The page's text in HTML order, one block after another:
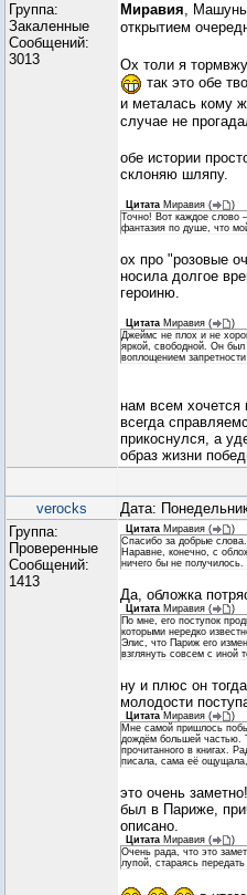
Группа:
Закаленные
Сообщений:
3013
Миравия, Машунь
открытием
Ох толи я
так это обе
и металась кому
случае не
обе истории
склоняю шляпу.
Цитата Миравия (
)
Точно! Вот каждое слово
фантазия по душе, что
ох про "розовые
носила долгое
героиню.
Цитата Миравия (
)
Джеймс не плох и не
яркой, свободной. Он
воплощением запретности
нам всем хочется
всегда
прикоснулся, а
образ жизни
verocks Дата:
Группа:
Проверенные
Сообщений:
1413
Цитата Миравия (
)
Спасибо за добрые
Наравне, конечно, с
ничего бы не получилось.
Да, обложка
Цитата Миравия (
)
По мне, его поступок
которыми нередко
Элис, что Париж его
взглянуть совсем с иной
ну и плюс он
молодости
Цитата Миравия (
)
Мне самой пришлось
дождём большей частью.
прочитанного в книгах.
писала, сама её
это очень
был в Париже,
описано.
Цитата Миравия (
)
Очень рада, что это
лупой, стараясь передать